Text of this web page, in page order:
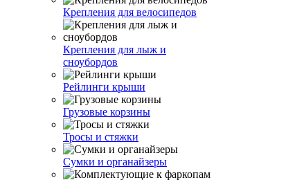
Крепления для велосипедов
Крепления для лыж и
сноубордов
Рейлинги крыши
Грузовые корзины
Тросы и стяжки
Сумки и органайзеры